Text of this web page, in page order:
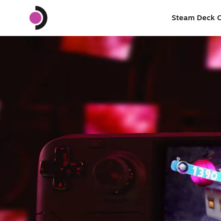
Steam Deck